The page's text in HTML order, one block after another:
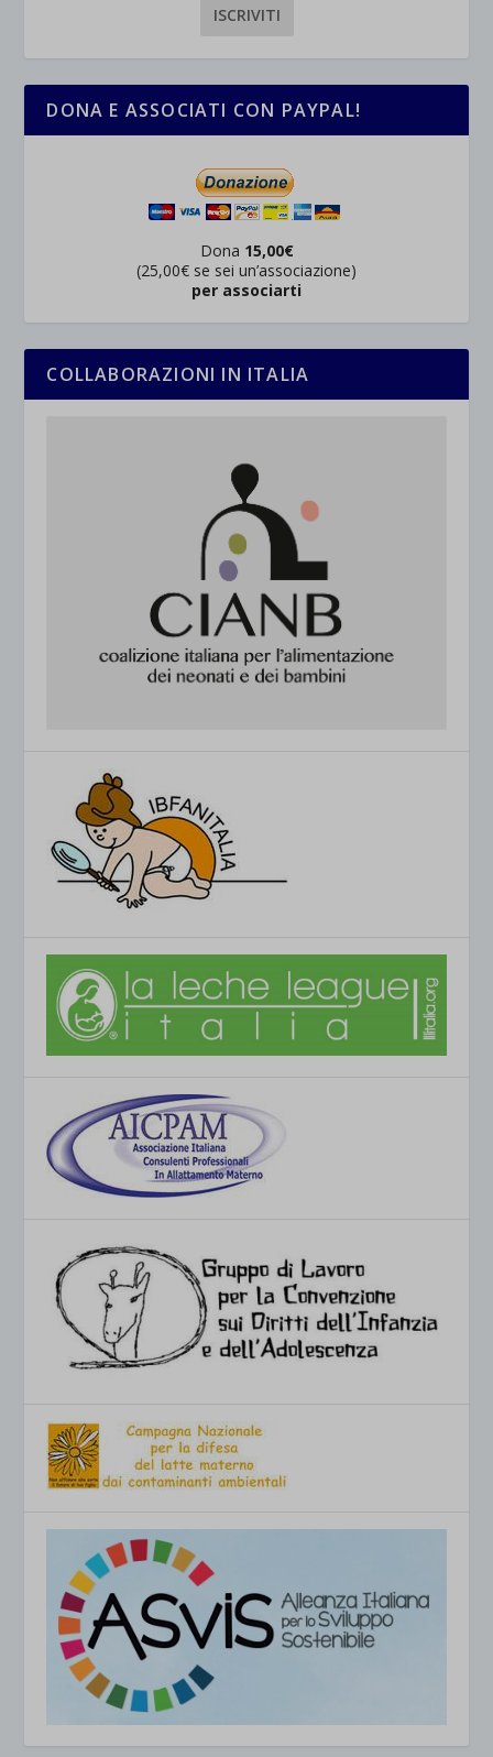
DONA E ASSOCIATI CON PAYPAL!
Dona 15,00€
(25,00€ se sei un’associazione)
per associarti
COLLABORAZIONI IN ITALIA